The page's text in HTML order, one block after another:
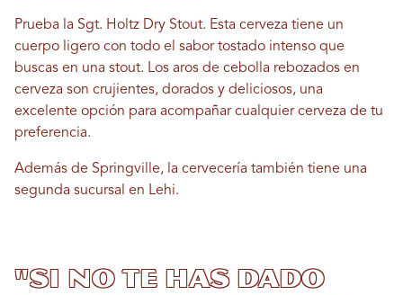
Prueba la Sgt. Holtz Dry Stout. Esta cerveza tiene un
cuerpo ligero con todo el sabor tostado intenso que
buscas en una stout. Los aros de cebolla rebozados en
cerveza son crujientes, dorados y deliciosos, una
excelente opción para acompañar cualquier cerveza de tu
preferencia.
Además de Springville, la cervecería también tiene una
segunda sucursal en Lehi.
"Si no te has dado